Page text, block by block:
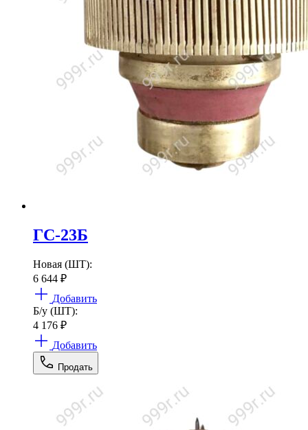
ГС-23Б
Новая (ШТ):
6 644 ₽
Добавить
Б/у (ШТ):
4 176 ₽
Добавить
Продать